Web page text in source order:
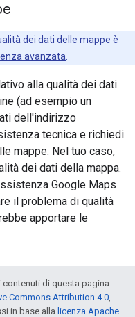
dei dati delle mappe è
avanzata
alla qualità dei dati
(ad esempio un
dell'indirizzo
tecnica e richiedi
mappe. Nel tuo caso,
dei dati della mappa.
Google Maps
il problema di qualità
apportare le
di questa pagina
Commons Attribution 4.0
in base alla licenza Apache